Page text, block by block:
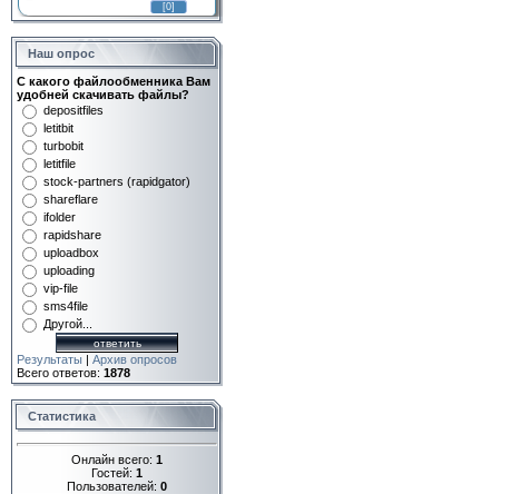
[0]
Наш опрос
С какого файлообменника Вам
удобней скачивать файлы?
depositfiles
letitbit
turbobit
letitfile
stock-partners (rapidgator)
shareflare
ifolder
rapidshare
uploadbox
uploading
vip-file
sms4file
Другой...
Результаты | Архив опросов
Всего ответов: 1878
Статистика
Онлайн всего: 1
Гостей: 1
Пользователей: 0